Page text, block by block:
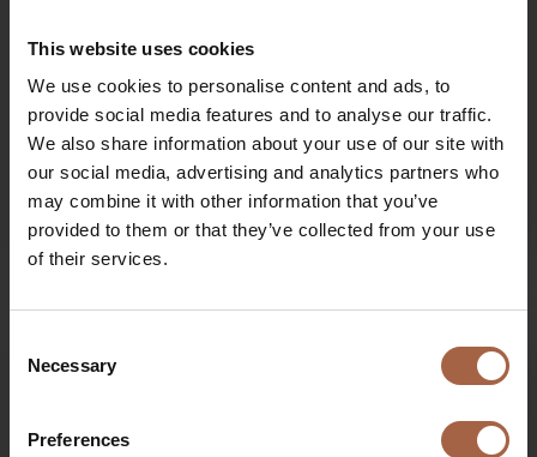
This website uses cookies
We use cookies to personalise content and ads, to
provide social media features and to analyse our traffic.
We also share information about your use of our site with
our social media, advertising and analytics partners who
may combine it with other information that you’ve
provided to them or that they’ve collected from your use
of their services.
Selection
Necessary
Preferences
11 mars 2016